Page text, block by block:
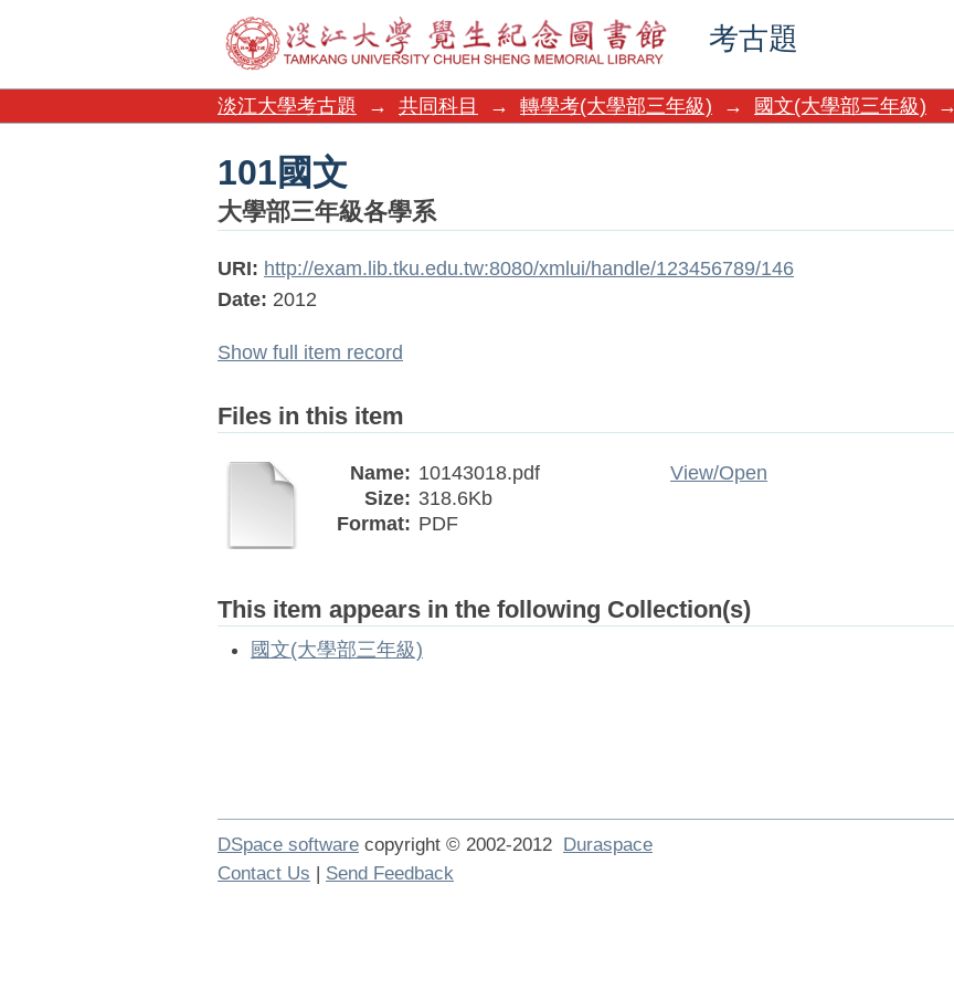
考古題
101國文
淡江大學考古題
→ 共同科目 → 轉學考(大學部三年級) → 國文(大學部三年級) →
101國文
大學部三年級各學系
URI: http://exam.lib.tku.edu.tw:8080/xmlui/handle/123456789/146
Date: 2012
Show full item record
Files in this item
Name: 10143018.pdf
Size: 318.6Kb
Format: PDF
View/Open
This item appears in the following Collection(s)
國文(大學部三年級)
DSpace software copyright © 2002-2012 Duraspace
Contact Us | Send Feedback